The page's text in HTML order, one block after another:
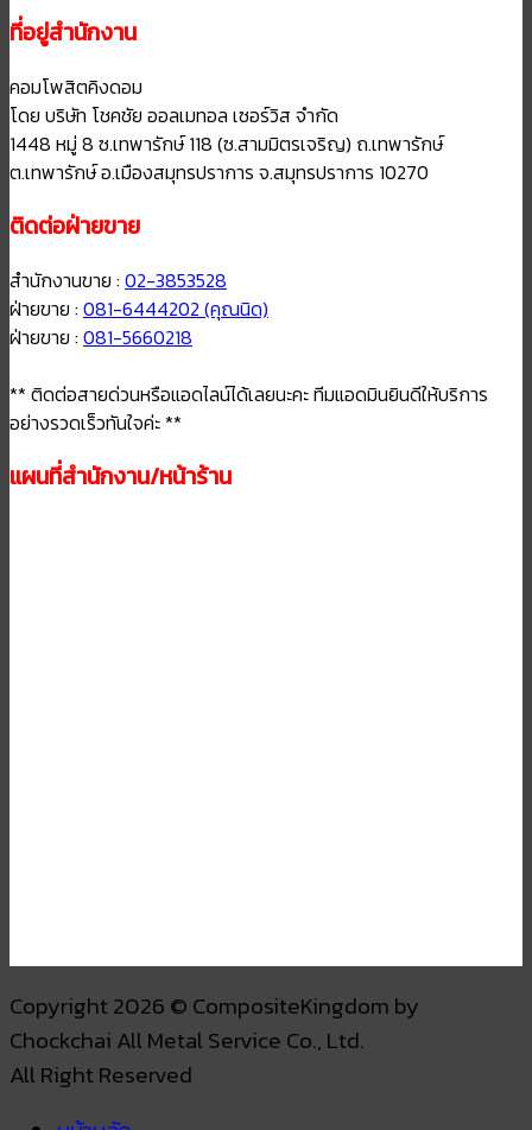
ที่อยู่สำนักงาน
คอมโพสิตคิงดอม
โดย บริษัท โชคชัย ออลเมทอล เซอร์วิส จำกัด
1448 หมู่ 8 ซ.เทพารักษ์ 118 (ซ.สามมิตรเจริญ) ถ.เทพารักษ์
ต.เทพารักษ์ อ.เมืองสมุทรปราการ จ.สมุทรปราการ 10270
ติดต่อฝ่ายขาย
สำนักงานขาย : 02-3853528
ฝ่ายขาย : 081-6444202 (คุณนิด)
ฝ่ายขาย : 081-5660218
** ติดต่อสายด่วนหรือแอดไลน์ได้เลยนะคะ ทีมแอดมินยินดีให้บริการ
อย่างรวดเร็วทันใจค่ะ **
แผนที่สำนักงาน/หน้าร้าน
Copyright 2026 © CompositeKingdom by
Chockchai All Metal Service Co., Ltd.
All Right Reserved